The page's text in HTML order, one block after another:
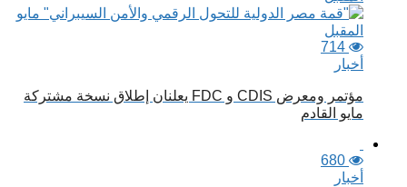
714
أخبار
مؤتمر ومعرض CDIS و FDC يعلنان إطلاق نسخة مشتركة
مايو القادم
680
أخبار